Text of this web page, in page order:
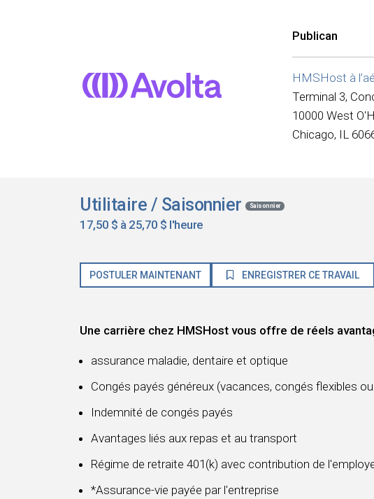
Publican
HMSHost à
Terminal 3,
10000 West
Chicago, IL
Utilitaire / Saisonnier Saisonnier
17,50 $ à 25,70 $ l'heure
POSTULER MAINTENANT ENREGISTRER CE TRAVAIL
Une carrière chez HMSHost vous offre de réels
assurance maladie, dentaire et optique
Congés payés généreux (vacances, congés flexibles
Indemnité de congés payés
Avantages liés aux repas et au transport
Régime de retraite 401(k) avec contribution de
*Assurance-vie payée par l'entreprise